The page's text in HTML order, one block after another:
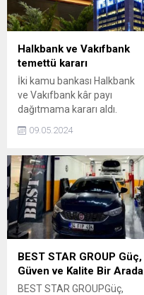
Halkbank ve Vakıfbank
temettü kararı
İki kamu bankası Halkbank
ve Vakıfbank kâr payı
dağıtmama kararı aldı.
09.05.2024
BEST STAR GROUP Güç,
Güven ve Kalite Bir Arada
BEST STAR GROUPGüç,